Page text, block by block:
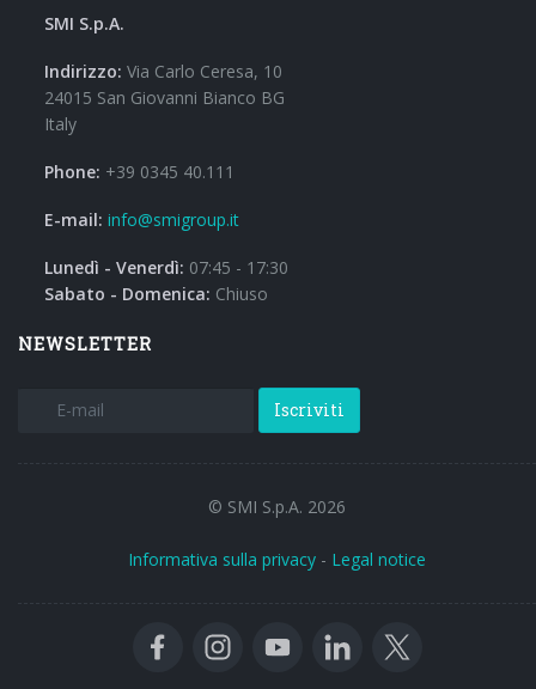
SMI S.p.A.
Indirizzo: Via Carlo Ceresa, 10
24015 San Giovanni Bianco BG
Italy
Phone: +39 0345 40.111
E-mail: info@smigroup.it
Lunedì - Venerdì: 07:45 - 17:30
Sabato - Domenica: Chiuso
NEWSLETTER
Iscriviti
© SMI S.p.A. 2026
Informativa sulla privacy - Legal notice